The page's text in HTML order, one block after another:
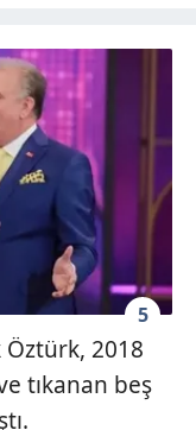
5
Öztürk, 2018
tıkanan beş